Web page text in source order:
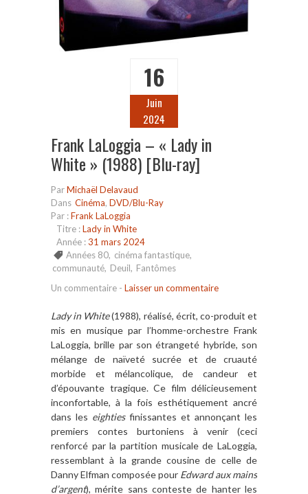
16
Juin
2024
Frank LaLoggia – « Lady in
White » (1988) [Blu-ray]
ParMichaël Delavaud
Dans Cinéma, DVD/Blu-Ray
Par :Frank LaLoggia
Titre :Lady in White
Année :31 mars 2024
Années 80, cinéma fantastique,
communauté, Deuil, Fantômes
Un commentaire - Laisser un commentaire
Lady in White(1988), réalisé, écrit, co-produit et
mis en musique par l’homme-orchestre Frank
LaLoggia, brille par son étrangeté hybride, son
mélange de naïveté sucrée et de cruauté
morbide et mélancolique, de candeur et
d’épouvante tragique. Ce film délicieusement
inconfortable, à la fois esthétiquement ancré
dans les eighties finissantes et annonçant les
premiers contes burtoniens à venir (ceci
renforcé par la partition musicale de LaLoggia,
ressemblant à la grande cousine de celle de
Danny Elfman composée pour Edward aux mains
d’argent), mérite sans conteste de hanter les